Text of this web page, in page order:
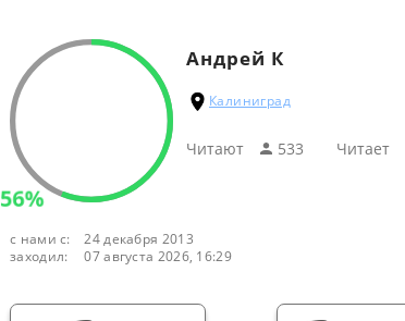
56%
Андрей К
Калиниград
Читают 533 Читаeт
с нами с:
24 декабря 2013
заходил:
07 августа 2026, 16:29